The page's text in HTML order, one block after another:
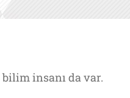
insanı da var.